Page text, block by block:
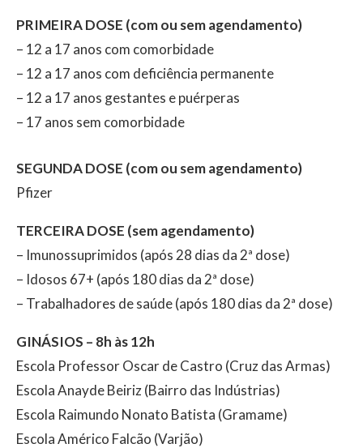
PRIMEIRA DOSE (com ou sem agendamento)
– 12 a 17 anos com comorbidade
– 12 a 17 anos com deficiência permanente
– 12 a 17 anos gestantes e puérperas
– 17 anos sem comorbidade
SEGUNDA DOSE (com ou sem agendamento)
Pfizer
TERCEIRA DOSE (sem agendamento)
– Imunossuprimidos (após 28 dias da 2ª dose)
– Idosos 67+ (após 180 dias da 2ª dose)
– Trabalhadores de saúde (após 180 dias da 2ª dose)
GINÁSIOS – 8h às 12h
Escola Professor Oscar de Castro (Cruz das Armas)
Escola Anayde Beiriz (Bairro das Indústrias)
Escola Raimundo Nonato Batista (Gramame)
Escola Américo Falcão (Varjão)